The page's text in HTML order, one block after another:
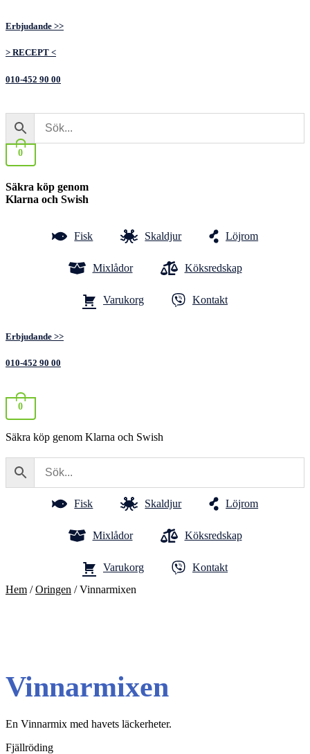
till
Erbjudande >>
> RECEPT <
010-452 90 00
0
Säkra köp genom
Klarna och Swish
Fisk Skaldjur Löjrom
Mixlådor Köksredskap
Varukorg Kontakt
Erbjudande >>
010-452 90 00
0
Säkra köp genom Klarna och Swish
Fisk Skaldjur Löjrom
Mixlådor Köksredskap
Varukorg
Kontakt
Hem /Oringen / Vinnarmixen
Vinnarmixen
En Vinnarmix med havets läckerheter.
Fjällröding